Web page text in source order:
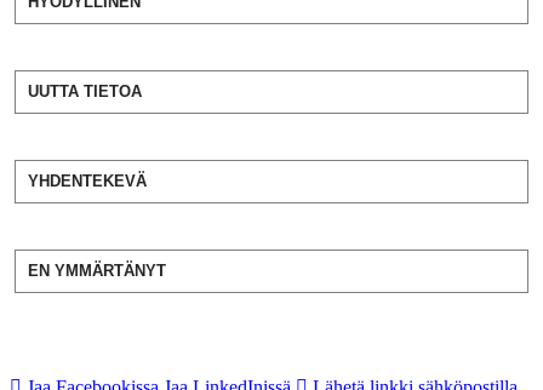
UUTTA TIETOA
YHDENTEKEVÄ
EN YMMÄRTÄNYT